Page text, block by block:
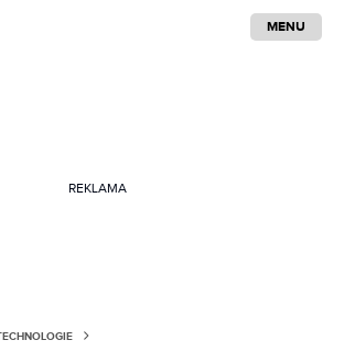
MENU
REKLAMA